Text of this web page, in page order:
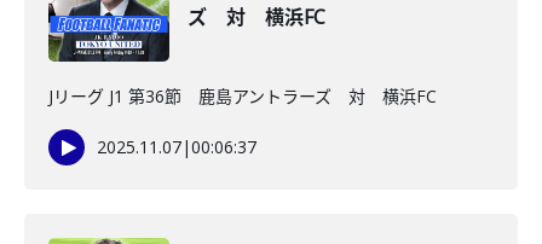
ズ 対 横浜FC
Jリーグ J1 第36節 鹿島アントラーズ 対 横浜FC
2025.11.07|00:06:37